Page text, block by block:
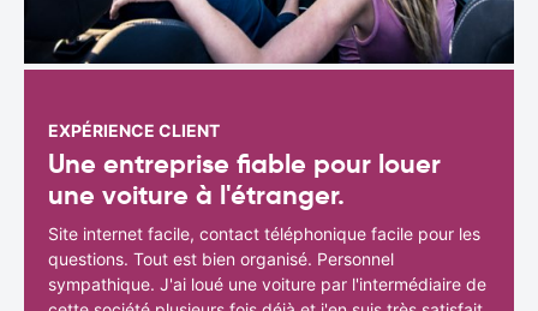
EXPÉRIENCE CLIENT
Une entreprise fiable pour louer
une voiture à l'étranger.
Site internet facile, contact téléphonique facile pour les
questions. Tout est bien organisé. Personnel
sympathique. J'ai loué une voiture par l'intermédiaire de